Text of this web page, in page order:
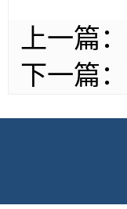
上一篇：
下一篇：